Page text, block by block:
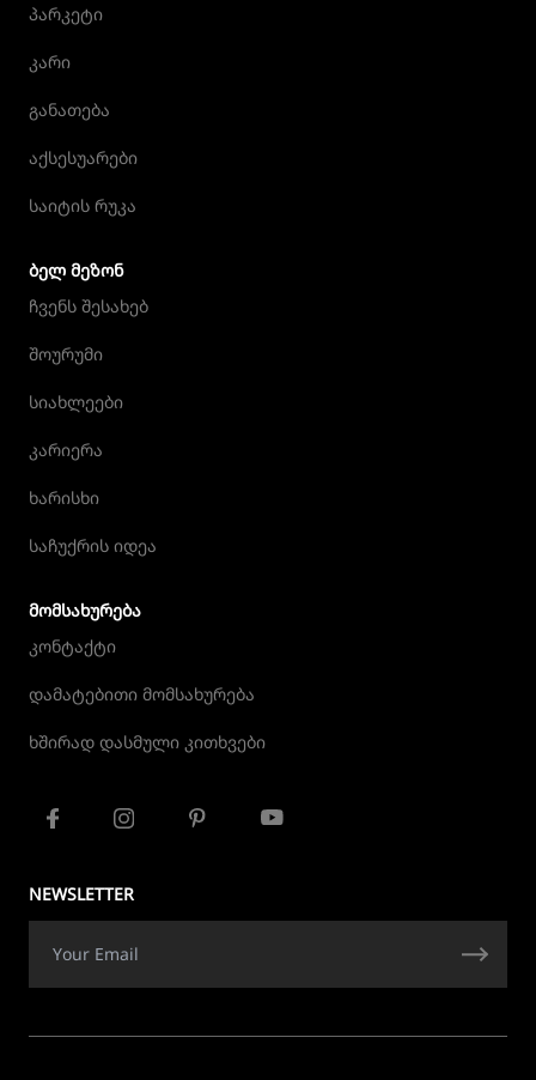
პარკეტი
კარი
განათება
აქსესუარები
საიტის რუკა
ᲑᲔᲚ ᲛᲔᲖᲝᲜ
ჩვენს შესახებ
შოურუმი
სიახლეები
კარიერა
ხარისხი
საჩუქრის იდეა
ᲛᲝᲛᲡᲐᲮᲣᲠᲔᲑᲐ
კონტაქტი
დამატებითი მომსახურება
ხშირად დასმული კითხვები
NEWSLETTER